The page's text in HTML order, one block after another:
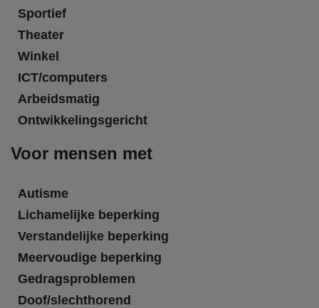
Sportief
Theater
Winkel
ICT/computers
Arbeidsmatig
Ontwikkelingsgericht
Voor mensen met
Autisme
Lichamelijke beperking
Verstandelijke beperking
Meervoudige beperking
Gedragsproblemen
Doof/slechthorend